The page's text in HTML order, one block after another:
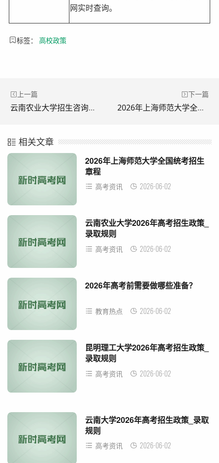
网实时查询。
标签： 高校政策
上一篇
云南农业大学招生咨询电话_云南农业大学招办官网
下一篇
2026年上海师范大学全国统考招生章程
相关文章
2026年上海师范大学全国统考招生
章程
高考资讯 2026-06-02
云南农业大学2026年高考招生政策_
录取规则
高考资讯 2026-06-02
2026年高考前需要做哪些准备？
教育热点 2026-06-02
昆明理工大学2026年高考招生政策_
录取规则
高考资讯 2026-06-02
云南大学2026年高考招生政策_录取
规则
高考资讯 2026-06-02